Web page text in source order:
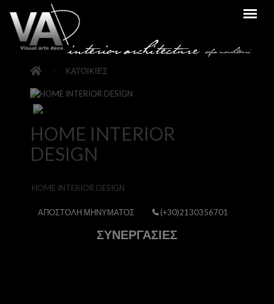
ΚΑΤΟΙΚΙΕΣ
HOME INTERIOR
DESIGN
HOME INTERIOR DESIGN
ΑΠΟΣΤΟΛΗ ΜΗΝΥΜΑΤΟΣ (+30)2130356701
ΣΥΝΕΡΓΑΣΙΕΣ